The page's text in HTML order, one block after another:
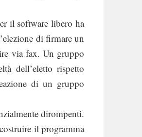
il software libero ha
di firmare un
via fax. Un gruppo
dell’eletto rispetto
di un gruppo
dirompenti.
il programma